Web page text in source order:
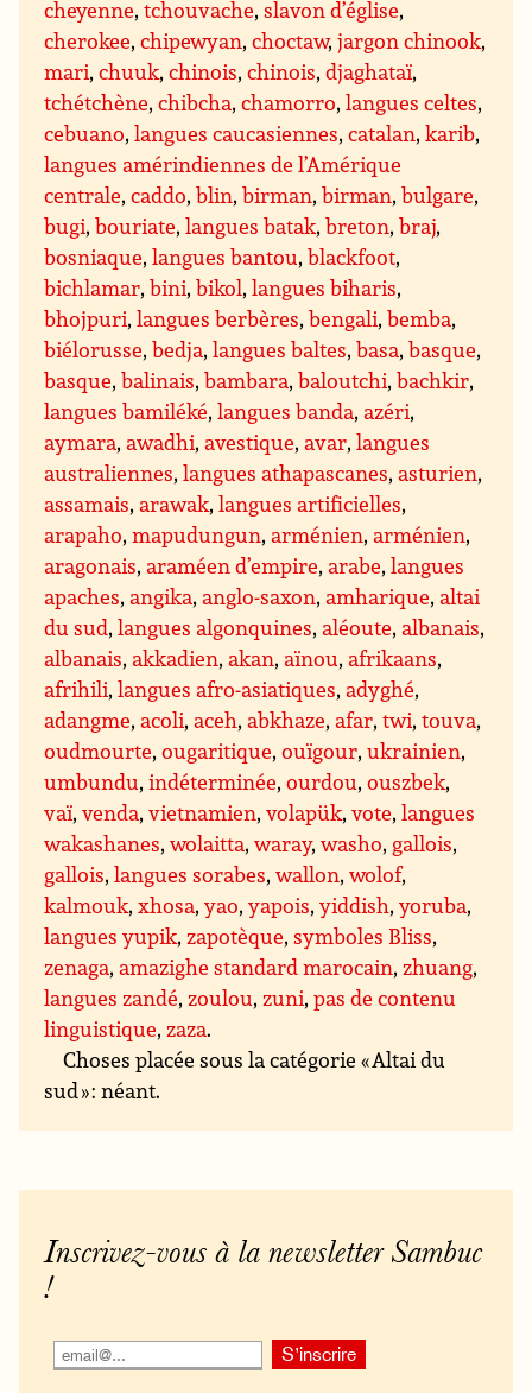
cheyenne,tchouvache,slavon d’église,
cherokee,chipewyan,choctaw,jargon chinook,
mari,chuuk,chinois,chinois,djaghataï,
tchétchène,chibcha,chamorro,langues celtes,
cebuano,langues caucasiennes,catalan,karib,
langues amérindiennes de l’Amérique
centrale,caddo,blin,birman,birman,bulgare,
bugi,bouriate,langues batak,breton,braj,
bosniaque,langues bantou,blackfoot,
bichlamar,bini,bikol,langues biharis,
bhojpuri,langues berbères,bengali,bemba,
biélorusse,bedja,langues baltes,basa,basque,
basque,balinais,bambara,baloutchi,bachkir,
langues bamiléké,langues banda,azéri,
aymara,awadhi,avestique,avar,langues
australiennes,langues athapascanes,asturien,
assamais,arawak,langues artificielles,
arapaho,mapudungun,arménien,arménien,
aragonais,araméen d’empire,arabe,langues
apaches,angika,anglo-saxon,amharique,altai
du sud,langues algonquines,aléoute,albanais,
albanais,akkadien,akan,aïnou,afrikaans,
afrihili,langues afro-asiatiques,adyghé,
adangme,acoli,aceh,abkhaze,afar,twi,touva,
oudmourte,ougaritique,ouïgour,ukrainien,
umbundu,indéterminée,ourdou,ouszbek,
vaï,venda,vietnamien,volapük,vote,langues
wakashanes,wolaitta,waray,washo, gallois,
gallois,langues sorabes,wallon,wolof,
kalmouk,xhosa,yao,yapois,yiddish,yoruba,
langues yupik,zapotèque,symboles Bliss,
zenaga,amazighe standard marocain,zhuang,
langues zandé,zoulou,zuni,pas de contenu
linguistique,zaza.
Choses placée sous la catégorie « Altai du
sud » : néant.
Inscrivez-vous à la newsletter Sambuc
!